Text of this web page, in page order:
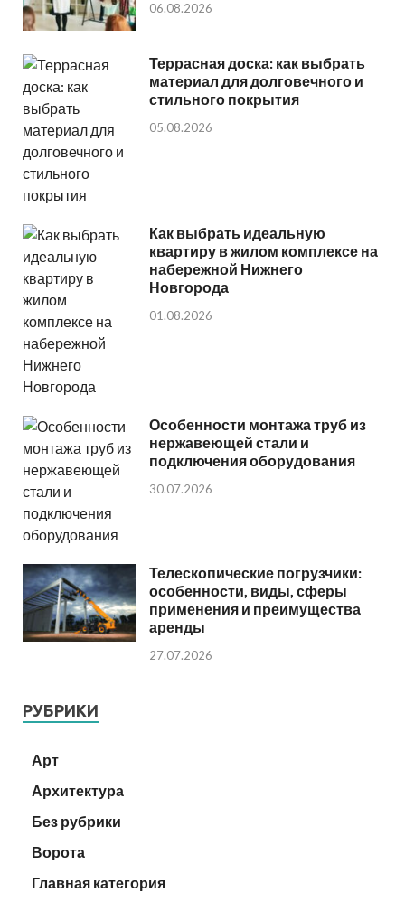
06.08.2026
Террасная доска: как выбрать
материал для долговечного и
стильного покрытия
05.08.2026
Как выбрать идеальную
квартиру в жилом комплексе на
набережной Нижнего
Новгорода
01.08.2026
Особенности монтажа труб из
нержавеющей стали и
подключения оборудования
30.07.2026
Телескопические погрузчики:
особенности, виды, сферы
применения и преимущества
аренды
27.07.2026
РУБРИКИ
Арт
Архитектура
Без рубрики
Ворота
Главная категория